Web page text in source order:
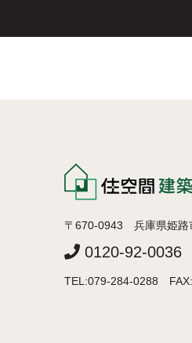
〒670-0943 兵庫県姫路
0120-92-0036
TEL:079-284-0288